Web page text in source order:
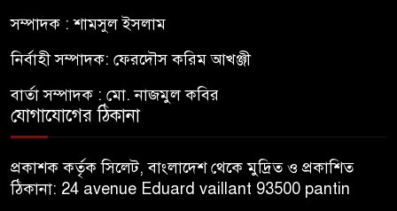
সম্পাদক : শামসুল ইসলাম
নির্বাহী সম্পাদক: ফেরদৌস করিম আখঞ্জী
বার্তা সম্পাদক : মো. নাজমুল কবির
যোগাযোগের ঠিকানা
প্রকাশক কর্তৃক সিলেট, বাংলাদেশ থেকে মুদ্রিত ও প্রকাশিত
ঠিকানা: 24 avenue Eduard vaillant 93500 pantin